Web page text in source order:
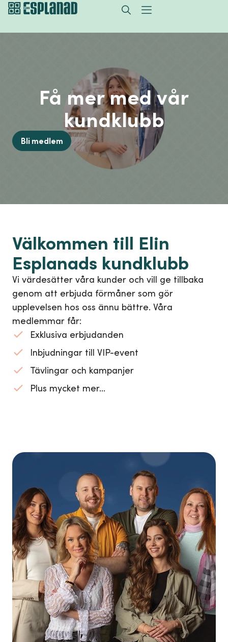
Få mer med vår
kundklubb
Bli medlem
Välkommen till Elin
Esplanads kundklubb
Vi värdesätter våra kunder och vill ge tillbaka
genom att erbjuda förmåner som gör
upplevelsen hos oss ännu bättre. Våra
medlemmar får:
Exklusiva erbjudanden
Inbjudningar till VIP-event
Tävlingar och kampanjer
Plus mycket mer...